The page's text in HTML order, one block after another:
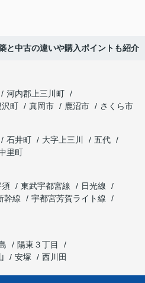
と中古の違いや購入ポイントも紹介
河内郡上三川町
沢町 真岡市 鹿沼市
さくら市
石井町 大字上三川
五代
里町
須 東武宇都宮線
日光線
幹線
宇都宮芳賀ライト線
陽東３丁目
安塚 西川田